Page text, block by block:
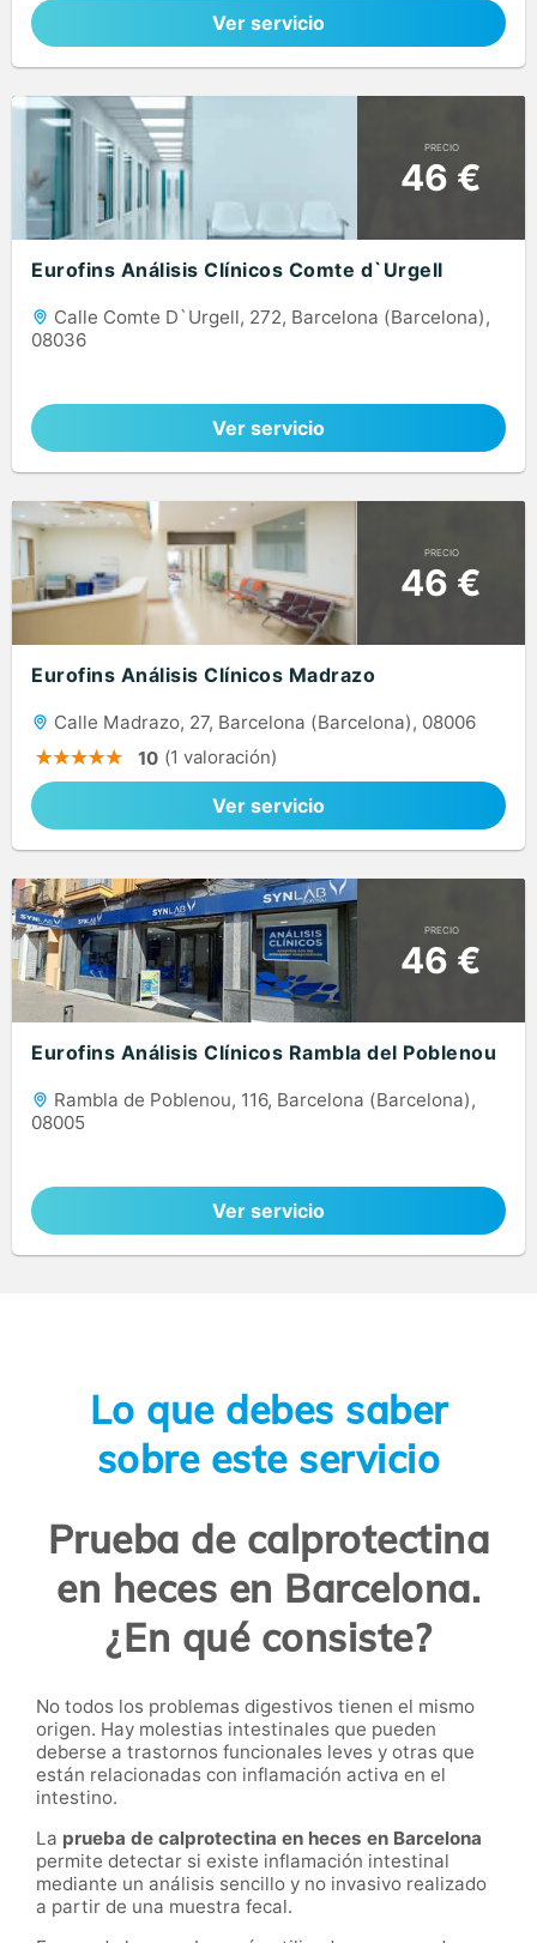
Ver servicio
PRECIO
46 €
Eurofins Análisis Clínicos Comte d`Urgell
Calle Comte D`Urgell, 272, Barcelona (Barcelona),
08036
Ver servicio
PRECIO
46 €
Eurofins Análisis Clínicos Madrazo
Calle Madrazo, 27, Barcelona (Barcelona), 08006
10 (1 valoración)
Ver servicio
PRECIO
46 €
Eurofins Análisis Clínicos Rambla del Poblenou
Rambla de Poblenou, 116, Barcelona (Barcelona),
08005
Ver servicio
Lo que debes saber
sobre este servicio
Prueba de calprotectina
en heces en Barcelona.
¿En qué consiste?
No todos los problemas digestivos tienen el mismo
origen. Hay molestias intestinales que pueden
deberse a trastornos funcionales leves y otras que
están relacionadas con inflamación activa en el
intestino.
La prueba de calprotectina en heces en Barcelona
permite detectar si existe inflamación intestinal
mediante un análisis sencillo y no invasivo realizado
a partir de una muestra fecal.